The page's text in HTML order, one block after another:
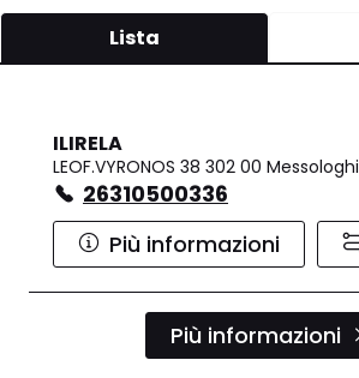
Lista
ILIRELA
LEOF.VYRONOS 38 302 00 Messologhi
26310500336
Più informazioni
Più informazioni